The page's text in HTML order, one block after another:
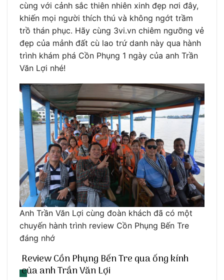
cùng với cảnh sắc thiên nhiên xinh đẹp nơi đây,
khiến mọi người thích thú và không ngớt trầm
trồ thán phục. Hãy cùng 3vi.vn chiêm ngưỡng vẻ
đẹp của mảnh đất cù lao trứ danh này qua hành
trình khám phá Cồn Phụng 1 ngày của anh Trần
Văn Lợi nhé!
Anh Trần Văn Lợi cùng đoàn khách đã có một
chuyến hành trình review Cồn Phụng Bến Tre
đáng nhớ
Review Cồn Phụng Bến Tre qua ống kính
của anh Trần Văn Lợi